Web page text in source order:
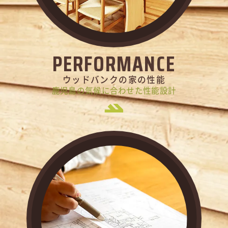
PERFORMANCE
ウッドバンクの家の性能
鹿児島の気候に合わせた性能設計